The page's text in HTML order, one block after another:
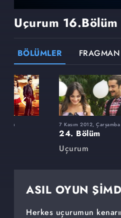
Uçurum 16.Bölüm
BÖLÜMLER FRAGMAN
Salı 7 Kasım 2012, Çarşamba
24. Bölüm
Uçurum
ASIL OYUN
Herkes uçurumun